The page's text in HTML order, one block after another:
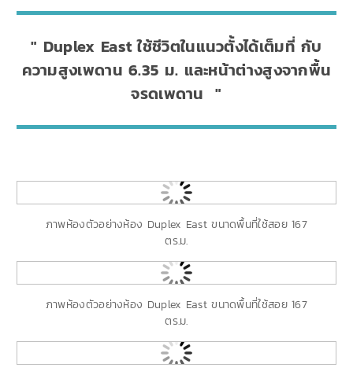
Duplex East ใช้ชีวิตในแนวตั้งได้เต็มที่ กับ
ความสูงเพดาน 6.35 ม. และหน้าต่างสูงจากพื้น
จรดเพดาน
ภาพห้องตัวอย่างห้อง Duplex East ขนาดพื้นที่ใช้สอย 167
ตร.ม.
ภาพห้องตัวอย่างห้อง Duplex East ขนาดพื้นที่ใช้สอย 167
ตร.ม.